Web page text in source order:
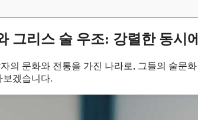
그리스 술 우조: 강렬한 동시
의 문화와 전통을 가진 나라로, 그들의 술문
보겠습니다.